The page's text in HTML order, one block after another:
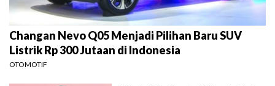
Changan Nevo Q05 Menjadi Pilihan Baru SUV
Listrik Rp 300 Jutaan di Indonesia
OTOMOTIF